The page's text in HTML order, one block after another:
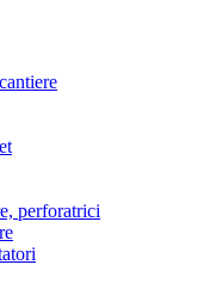
perforatrici